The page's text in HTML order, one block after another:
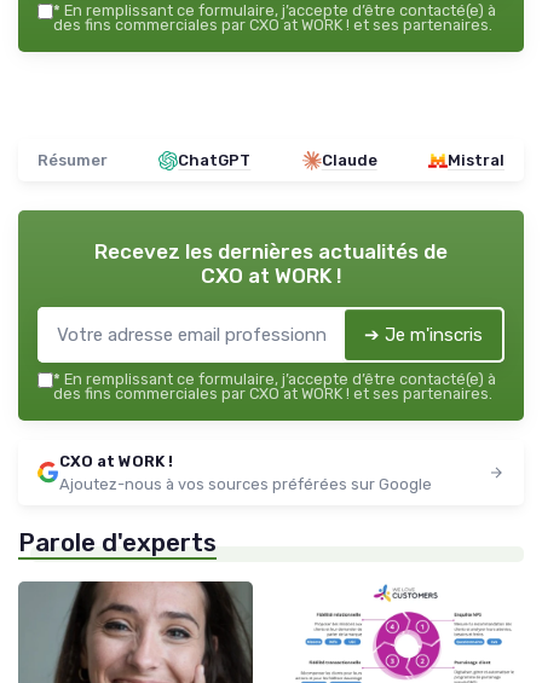
* En remplissant ce formulaire, j’accepte d’être contacté(e) à
des fins commerciales par CXO at WORK ! et ses partenaires.
Résumer ChatGPT Claude Mistral
Recevez les dernières actualités de
CXO at WORK !
➔ Je m'inscris
* En remplissant ce formulaire, j’accepte d’être contacté(e) à
des fins commerciales par CXO at WORK ! et ses partenaires.
CXO at WORK !
Ajoutez-nous à vos sources préférées sur Google
Parole d'experts